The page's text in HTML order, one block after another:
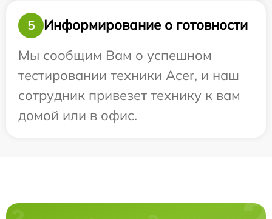
5
Информирование о готовности
Мы сообщим Вам о успешном
тестировании техники Acer, и наш
сотрудник привезет технику к вам
домой или в офис.